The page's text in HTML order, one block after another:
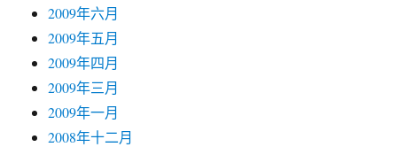
2009年六月
2009年五月
2009年四月
2009年三月
2009年一月
2008年十二月